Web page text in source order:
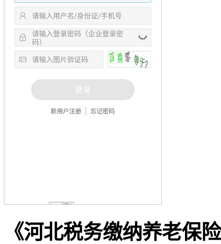
《河北税务缴纳养老保